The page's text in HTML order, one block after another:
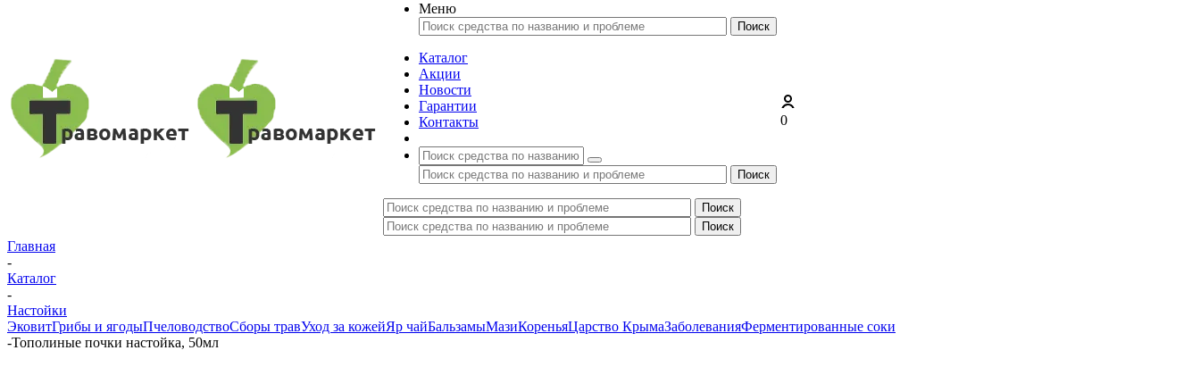
Меню
Каталог
Акции
Новости
Гарантии
Контакты
0
Главная
-
Каталог
-
Настойки
ЭковитГрибы и ягодыПчеловодствоСборы травУход за кожейЯр чайБальзамыМазиКореньяЦарство КрымаЗаболеванияФерментированные соки
-Тополиные почки настойка, 50мл